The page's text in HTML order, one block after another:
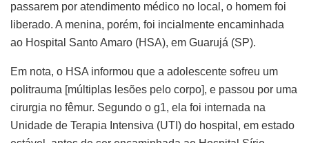
passarem por atendimento médico no local, o homem foi
liberado. A menina, porém, foi incialmente encaminhada
ao Hospital Santo Amaro (HSA), em Guarujá (SP).
Em nota, o HSA informou que a adolescente sofreu um
politrauma [múltiplas lesões pelo corpo], e passou por uma
cirurgia no fêmur. Segundo o g1, ela foi internada na
Unidade de Terapia Intensiva (UTI) do hospital, em estado